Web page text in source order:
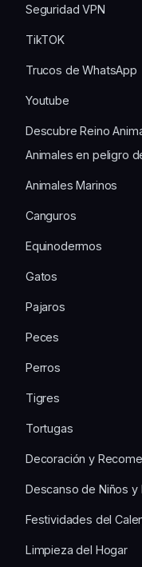
Seguridad VPN
TikTOK
Trucos de WhatsApp
Youtube
Descubre Reino
Animales en peligro
Animales Marinos
Canguros
Equinodermos
Gatos
Pajaros
Peces
Perros
Tigres
Tortugas
Decoración y
Descanso de Niños y
Festividades del
Limpieza del Hogar